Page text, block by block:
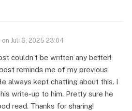
on Juli 6, 2025 23:04
couldn’t be written any better!
reminds me of my previous
always kept chatting about this. I
write-up to him. Pretty sure he
read. Thanks for sharing!